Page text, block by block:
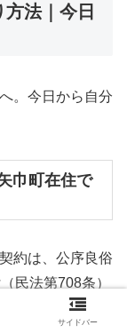
法｜今日
。今日から自分
巾町在住で
約は、公序良俗
民法第708条）
町在住であって
サイドバー